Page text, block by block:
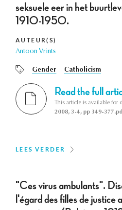
seksuele eer in het
1910-1950.
AUTEUR(S)
Antoon Vrints
Gender Catholicism
Read the full
This article is available for
2008, 3-4, pp 349-
LEES VERDER
"Ces virus ambulants".
l'égard des filles de justice